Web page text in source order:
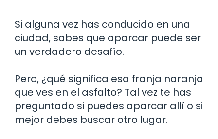
Si alguna vez has conducido en una
ciudad, sabes que aparcar puede ser
un verdadero desafío.
Pero, ¿qué significa esa franja naranja
que ves en el asfalto? Tal vez te has
preguntado si puedes aparcar allí o si
mejor debes buscar otro lugar.